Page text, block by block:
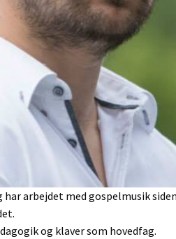
arbejdet med gospelmusik
og klaver som hovedfag.